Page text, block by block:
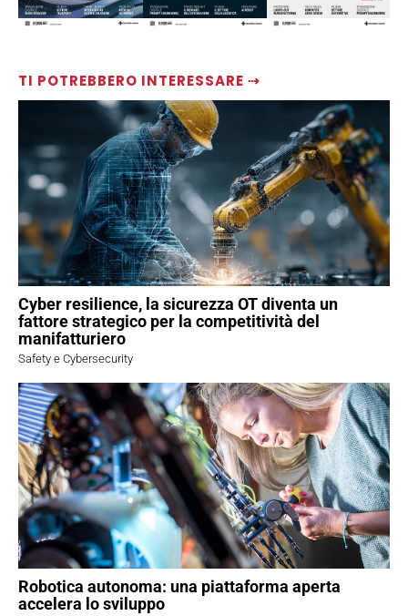
TI POTREBBERO INTERESSARE ⇢
Cyber resilience, la sicurezza OT diventa un
fattore strategico per la competitività del
manifatturiero
Safety e Cybersecurity
Robotica autonoma: una piattaforma aperta
accelera lo sviluppo